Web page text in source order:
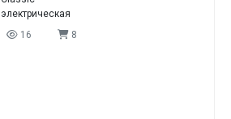
электрическая
16 8